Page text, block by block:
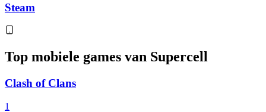
Steam
Top mobiele games van Supercell
Clash of Clans
1